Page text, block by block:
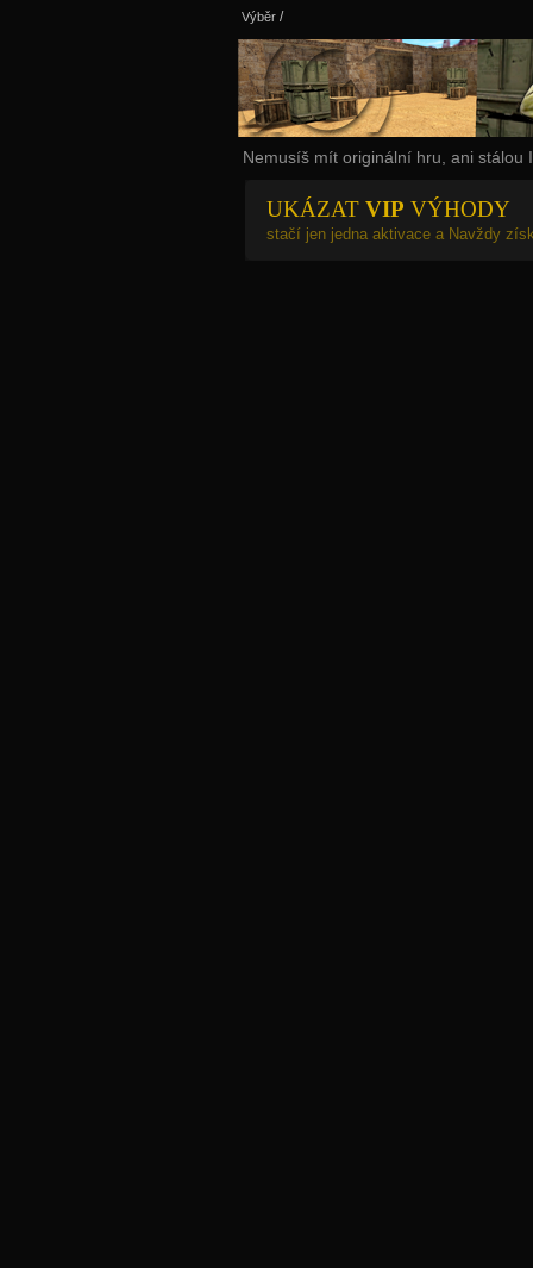
Výběr /
Nemusíš mít originální hru, ani stálou
UKÁZAT VIP VÝHODY
stačí jen jedna aktivace a Navždy